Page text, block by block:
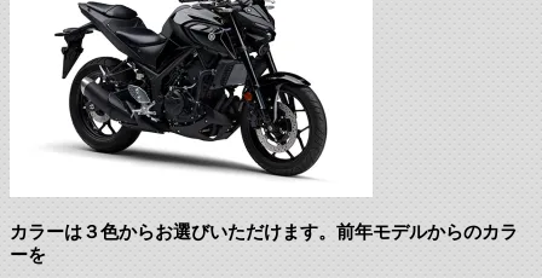
カラーは３色からお選びいただけます。前年モデルからのカラ
ーを